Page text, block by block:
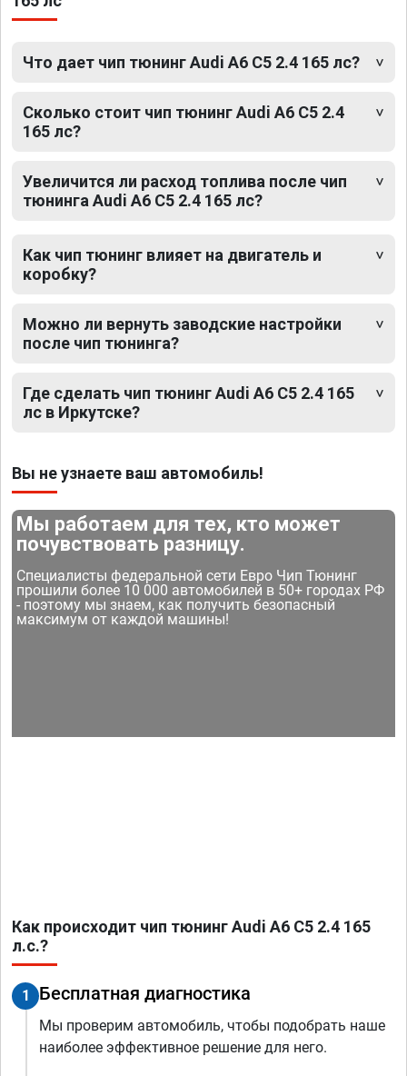
Что дает чип тюнинг Audi A6 C5 2.4 165 лс?
Сколько стоит чип тюнинг Audi A6 C5 2.4
165 лс?
Увеличится ли расход топлива после чип
тюнинга Audi A6 C5 2.4 165 лс?
Как чип тюнинг влияет на двигатель и
коробку?
Можно ли вернуть заводские настройки
после чип тюнинга?
Где сделать чип тюнинг Audi A6 C5 2.4 165
лс в Иркутске?
Вы не узнаете ваш автомобиль!
Мы работаем для тех, кто может
почувствовать разницу.
Специалисты федеральной сети Евро Чип Тюнинг
прошили более 10 000 автомобилей в 50+ городах РФ
- поэтому мы знаем, как получить безопасный
максимум от каждой машины!
Как происходит чип тюнинг Audi A6 C5 2.4 165
л.с.?
1 Бесплатная диагностика
Мы проверим автомобиль, чтобы подобрать наше
наиболее эффективное решение для него.